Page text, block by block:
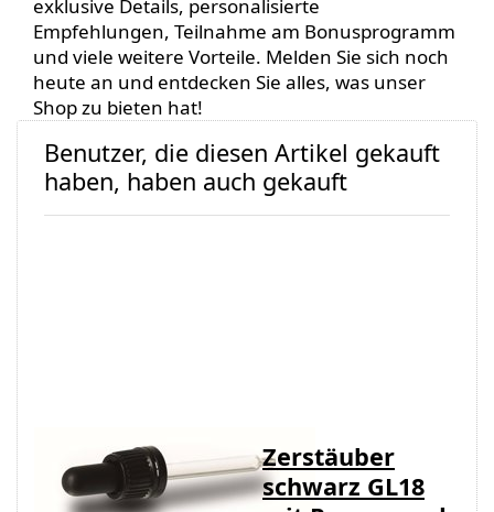
exklusive Details, personalisierte
Empfehlungen, Teilnahme am Bonusprogramm
und viele weitere Vorteile. Melden Sie sich noch
heute an und entdecken Sie alles, was unser
Shop zu bieten hat!
Benutzer, die diesen Artikel gekauft
haben, haben auch gekauft
Pipette/Tropfgarnitur
zu
Zerstäuber
schwarz GL18